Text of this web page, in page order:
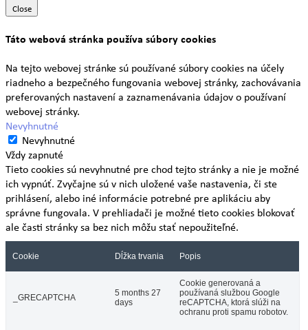
Close
Táto webová stránka používa súbory cookies
Na tejto webovej stránke sú používané súbory cookies na účely
riadneho a bezpečného fungovania webovej stránky, zachovávania
preferovaných nastavení a zaznamenávania údajov o používaní
webovej stránky.
Nevyhnutné
Nevyhnutné
Vždy zapnuté
Tieto cookies sú nevyhnutné pre chod tejto stránky a nie je možné
ich vypnúť. Zvyčajne sú v nich uložené vaše nastavenia, či ste
prihlásení, alebo iné informácie potrebné pre aplikáciu aby
správne fungovala. V prehliadači je možné tieto cookies blokovať
ale časti stránky sa bez nich môžu stať nepoužiteľné.
Cookie Dĺžka trvania Popis
_GRECAPTCHA
5 months 27
days
Cookie generovaná a
používaná službou Google
reCAPTCHA, ktorá slúži na
ochranu proti spamu robotov.